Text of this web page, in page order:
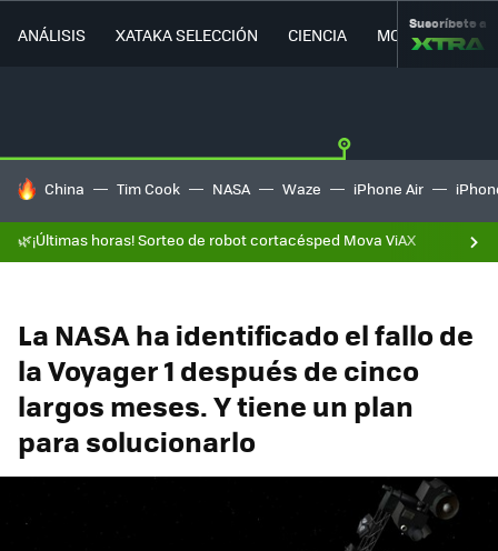
ANÁLISIS XATAKA SELECCIÓN CIENCIA MOVILIDAD
Suscríbete a
HOY SE HABLA DE
China Tim Cook NASA Waze iPhone Air
🌿¡Últimas horas! Sorteo de robot cortacésped Mova ViAX
La NASA ha identificado el fallo de
la Voyager 1 después de cinco
largos meses. Y tiene un plan
para solucionarlo